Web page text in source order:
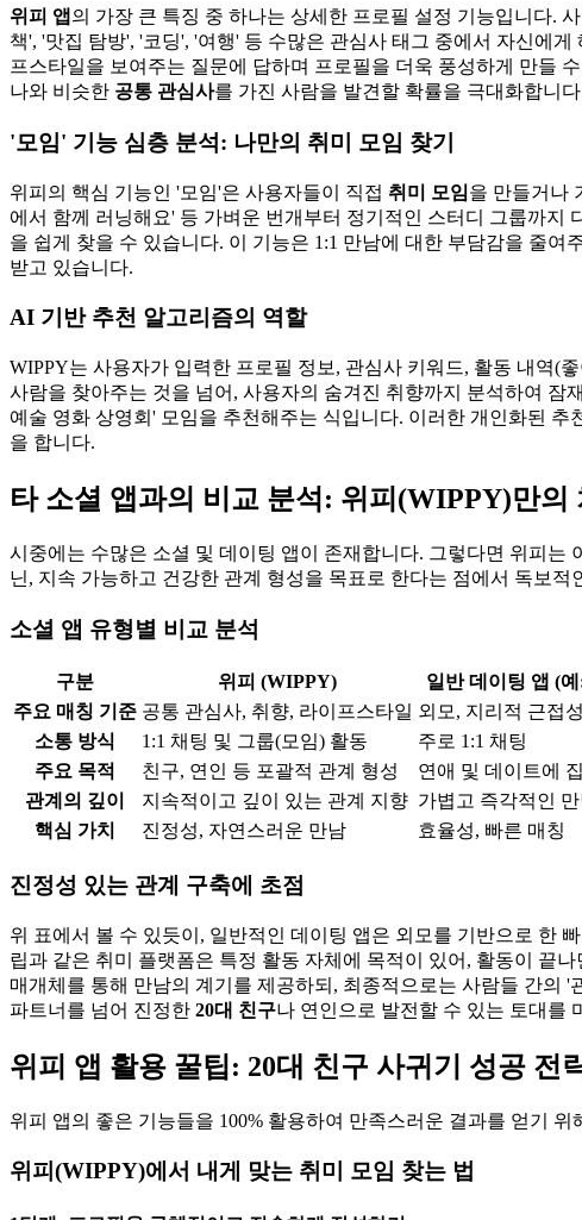
위피 앱 의 가장 큰 특징 중 하나는 상세한 프로필 설정 기능입니다.
책', '맛집 탐방', '코딩', '여행' 등 수많은 관심사 태그 중에서 자신에
프스타일을 보여주는 질문에 답하며 프로필을 더욱 풍성하게 만들
나와 비슷한 공통 관심사를 가진 사람을 발견할 확률을 극대화합니
'모임' 기능 심층 분석: 나만의 취미 모임 찾기
위피의 핵심 기능인 '모임'은 사용자들이 직접 취미 모임을 만들거나
에서 함께 러닝해요' 등 가벼운 번개부터 정기적인 스터디 그룹까지
을 쉽게 찾을 수 있습니다. 이 기능은 1:1 만남에 대한 부담감을 줄여
받고 있습니다.
AI 기반 추천 알고리즘의 역할
WIPPY는 사용자가 입력한 프로필 정보, 관심사 키워드, 활동 내역(
사람을 찾아주는 것을 넘어, 사용자의 숨겨진 취향까지 분석하여 잠
예술 영화 상영회' 모임을 추천해주는 식입니다. 이러한 개인화된
을 합니다.
타 소셜 앱과의 비교 분석: 위피(WIPPY)만의
시중에는 수많은 소셜 및 데이팅 앱이 존재합니다. 그렇다면 위피
닌, 지속 가능하고 건강한 관계 형성을 목표로 한다는 점에서 독보적
소셜 앱 유형별 비교 분석
구분 위피 (WIPPY) 일반 데이팅 앱 (
주요 매칭 기준 공통 관심사, 취향, 라이프스타일 외모, 지리적 근접성
소통 방식
1:1 채팅 및 그룹(모임) 활동 주로 1:1 채팅
주요 목적
친구, 연인 등 포괄적 관계 형성 연애 및 데이트에
관계의 깊이
지속적이고 깊이 있는 관계 지향 가볍고 즉각적인
핵심 가치
진정성, 자연스러운 만남 효율성, 빠른 매칭
진정성 있는 관계 구축에 초점
위 표에서 볼 수 있듯이, 일반적인 데이팅 앱은 외모를 기반으로 한
립과 같은 취미 플랫폼은 특정 활동 자체에 목적이 있어, 활동이 끝
매개체를 통해 만남의 계기를 제공하되, 최종적으로는 사람들 간의
파트너를 넘어 진정한 20대 친구나 연인으로 발전할 수 있는 토대를
위피 앱 활용 꿀팁: 20대 친구 사귀기 성공 전
위피 앱의 좋은 기능들을 100% 활용하여 만족스러운 결과를 얻기
위피(WIPPY)에서 내게 맞는 취미 모임 찾는 법